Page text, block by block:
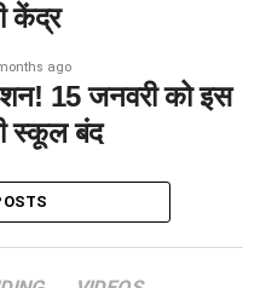
केंद्र
ago
15 जनवरी को इस
स्कूल बंद